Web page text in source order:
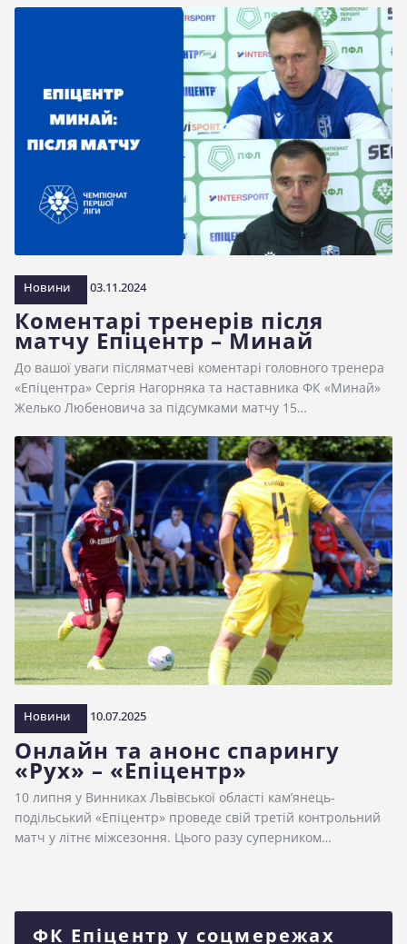
Новини 03.11.2024
Коментарі тренерів після
матчу Епіцентр – Минай
До вашої уваги післяматчеві коментарі головного тренера
«Епіцентра» Сергія Нагорняка та наставника ФК «Минай»
Желько Любеновича за підсумками матчу 15…
Новини 10.07.2025
Онлайн та анонс спарингу
«Рух» – «Епіцентр»
10 липня у Винниках Львівської області кам’янець-
подільський «Епіцентр» проведе свій третій контрольний
матч у літнє міжсезоння. Цього разу суперником…
ФК Епіцентр у соцмережах